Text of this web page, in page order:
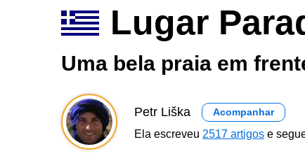
Lugar
Uma bela praia em
Petr Liška Acompanhar
Ela escreveu 2517 artigos e